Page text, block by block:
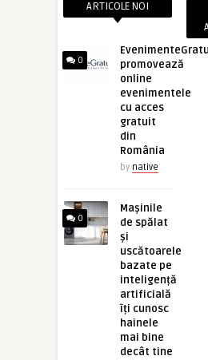
ARTICOLE NOI
0
promovează
online
evenimentele
cu acces
gratuit
din
România
by native
0
Mașinile
de spălat
și
uscătoarele
bazate pe
inteligență
artificială
îți cunosc
hainele
mai bine
decât tine